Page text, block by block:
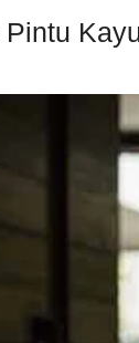
Pintu